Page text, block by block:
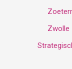
Zwolle